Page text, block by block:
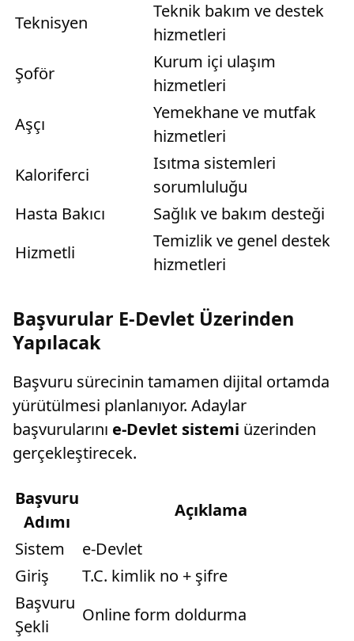
Teknisyen
Teknik bakım ve destek
hizmetleri
Şoför
Kurum içi ulaşım
hizmetleri
Aşçı
Yemekhane ve mutfak
hizmetleri
Kaloriferci
Isıtma sistemleri
sorumluluğu
Hasta Bakıcı
Sağlık ve bakım desteği
Hizmetli
Temizlik ve genel destek
hizmetleri
Başvurular E-Devlet Üzerinden
Yapılacak
Başvuru sürecinin tamamen dijital ortamda
yürütülmesi planlanıyor. Adaylar
başvurularını e-Devlet sistemi üzerinden
gerçekleştirecek.
Başvuru
Adımı
Açıklama
Sistem
e-Devlet
Giriş
T.C. kimlik no + şifre
Başvuru
Şekli
Online form doldurma